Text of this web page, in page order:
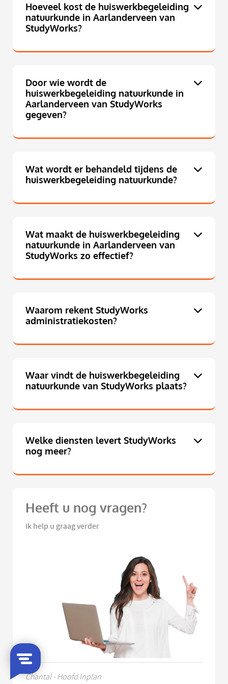
Hoeveel kost de huiswerkbegeleiding
natuurkunde in Aarlanderveen van
StudyWorks?
Door wie wordt de
huiswerkbegeleiding natuurkunde in
Aarlanderveen van StudyWorks
gegeven?
Wat wordt er behandeld tijdens de
huiswerkbegeleiding natuurkunde?
Wat maakt de huiswerkbegeleiding
natuurkunde in Aarlanderveen van
StudyWorks zo effectief?
Waarom rekent StudyWorks
administratiekosten?
Waar vindt de huiswerkbegeleiding
natuurkunde van StudyWorks plaats?
Welke diensten levert StudyWorks
nog meer?
Heeft u nog vragen?
Ik help u graag verder
Chantal - Hoofd Inplan